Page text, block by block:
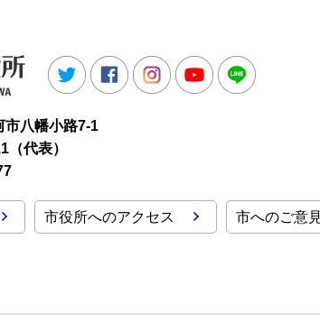
白河市役所
Twitter FacebookInstagramYoutube
八幡小路7-1
（代表）
市役所へのアクセス 市へのご意